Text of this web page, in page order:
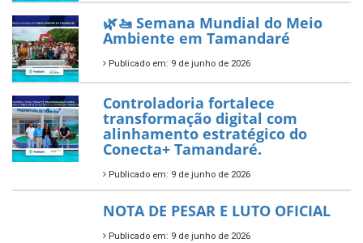
novos investimentos para
fortalecer a saúde pública do
município.
Publicado em: 10 de junho de 2026
Prefeitura de Tamandaré abre
inscrições para o Festival
Multicultural PNAB 2026
Publicado em: 9 de junho de 2026
🌳🌱 Projeto Arborização Urbana!
Publicado em: 9 de junho de 2026